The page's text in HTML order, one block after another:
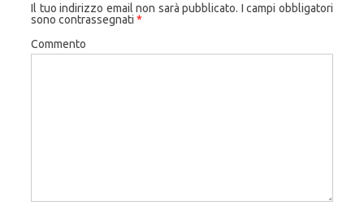
Il tuo indirizzo email non sarà pubblicato. I campi obbligatori
sono contrassegnati *
Commento